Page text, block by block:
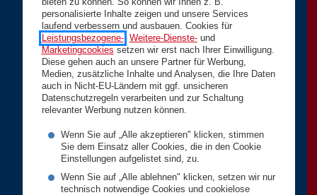
personalisierte Inhalte zeigen und unsere Services
laufend verbessern und ausbauen. Cookies für
Leistungsbezogene-, Weitere-Dienste-und
Marketingcookies setzen wir erst nach Ihrer Einwilligung.
Diese gehen auch an unsere Partner für Werbung,
Medien, zusätzliche Inhalte und Analysen, die Ihre Daten
auch in Nicht-EU-Ländern mit ggf. unsicheren
Datenschutzregeln verarbeiten und zur Schaltung
relevanter Werbung nutzen können.
Wenn Sie auf „Alle akzeptieren" klicken, stimmen
Sie dem Einsatz aller Cookies, die in den Cookie
Einstellungen aufgelistet sind, zu.
Wenn Sie auf „Alle ablehnen" klicken, setzen wir nur
technisch notwendige Cookies und cookielose